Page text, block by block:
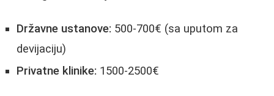
Državne ustanove: 500-700€ (sa uputom za
devijaciju)
Privatne klinike: 1500-2500€